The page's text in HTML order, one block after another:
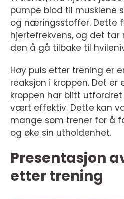
pumpe blod til musklene
og næringsstoffer. Dette
hjertefrekvens, og det
den å gå tilbake til
Høy puls etter trening er
reaksjon i kroppen. Det
kroppen har blitt
vært effektiv. Dette kan
mange som trener for å
og øke sin utholdenhet.
Presentasjon
etter trening